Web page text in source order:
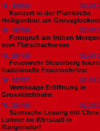
Nr. 18800
Konzert in der Pfarrkirche
Heiligenblut am Grossglockner
Nr. 18799
Fotogruß am frühen Morgen
vom Flatschachersee
Nr. 18798
Feuerwehr Steuerberg
traditionelle Feuerwehrfest
Nr. 18797
Vernissage Eröffnung in
Grosskirchheim
Nr. 18796
Szenische Lesung mit Chris
Lohner im Wirtstadl in
Rangersdorf